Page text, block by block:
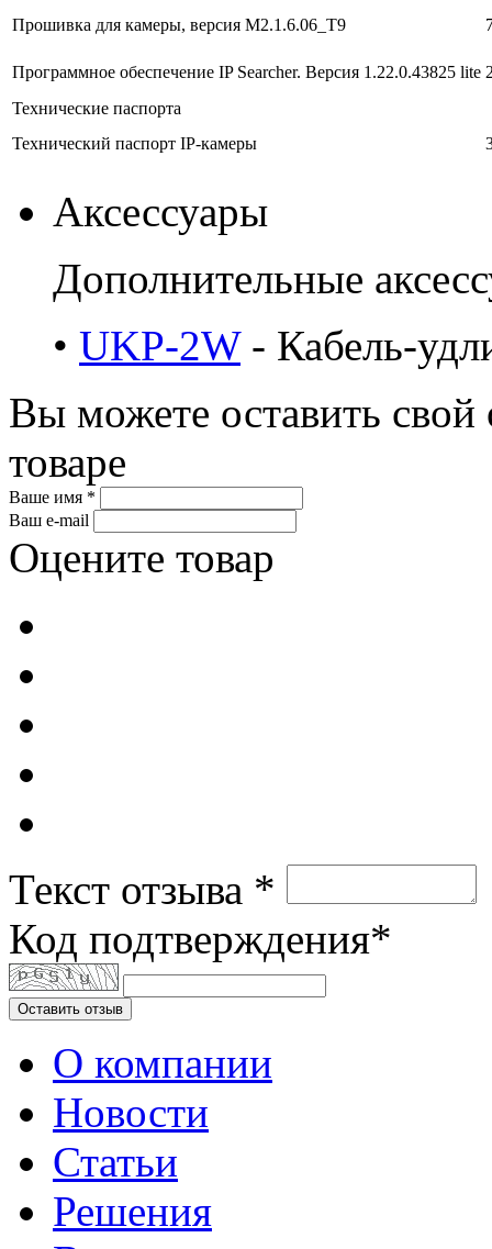
Прошивка для камеры, версия M2.1.6.06_T9
Программное обеспечение IP Searcher. Версия 1.22.0.43825 lite
Технические паспорта
Технический паспорт IP-камеры
Аксессуары
Дополнительные
• UKP-2W - Кабель-
Вы можете оставить свой
товаре
Ваше имя *
Ваш e-mail
Оцените товар
Текст отзыва *
Код подтверждения*
Оставить отзыв
О компании
Новости
Статьи
Решения